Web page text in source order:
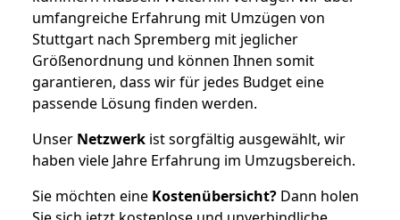
umfangreiche Erfahrung mit Umzügen von
Stuttgart nach Spremberg mit jeglicher
Größenordnung und können Ihnen somit
garantieren, dass wir für jedes Budget eine
passende Lösung finden werden.
Unser Netzwerk ist sorgfältig ausgewählt, wir
haben viele Jahre Erfahrung im Umzugsbereich.
Sie möchten eine Kostenübersicht? Dann holen